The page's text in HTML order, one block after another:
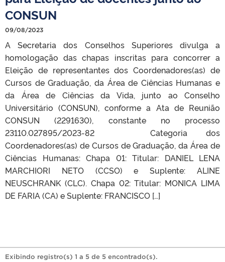
CONSUN
09/08/2023
A Secretaria dos Conselhos Superiores divulga a
homologação das chapas inscritas para concorrer a
Eleição de representantes dos Coordenadores(as) de
Cursos de Graduação, da Área de Ciências Humanas e
da Área de Ciências da Vida, junto ao Conselho
Universitário (CONSUN), conforme a Ata de Reunião
CONSUN (2291630), constante no processo
23110.027895/2023-82 Categoria dos
Coordenadores(as) de Cursos de Graduação, da Área de
Ciências Humanas: Chapa 01: Titular: DANIEL LENA
MARCHIORI NETO (CCSO) e Suplente: ALINE
NEUSCHRANK (CLC). Chapa 02: Titular: MONICA LIMA
DE FARIA (CA) e Suplente: FRANCISCO […]
Exibindo registro(s) 1 a 5 de 5 encontrado(s).